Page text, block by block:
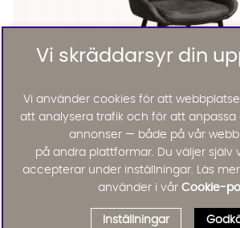
SIERRA Stol Mörkgrå Finns även i dessa
SIERRA Stol Mörkgrå
Rowico Home
SIERRA Stol Mörkgrå
Vi skräddarsyr din
Vi använder cookies för att
att analysera trafik och för att anpassa
annonser — både på vår
på andra plattformar. Du väljer själv
accepterar under inställningar. Läs
använder i vår Cookie-
Inställningar